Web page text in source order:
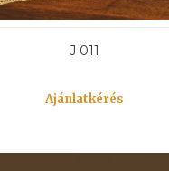
J 011
Ajánlatkérés